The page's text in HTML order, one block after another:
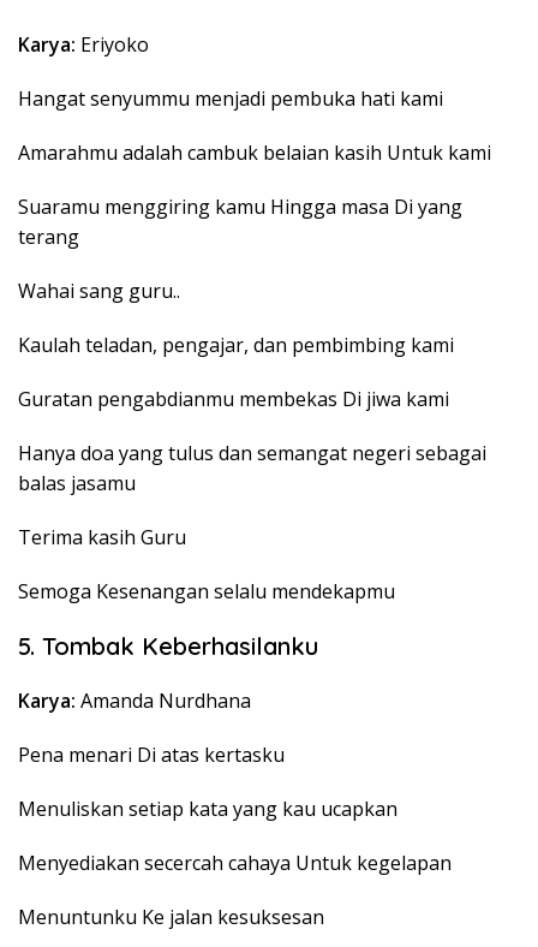
Karya: Eriyoko
Hangat senyummu menjadi pembuka hati kami
Amarahmu adalah cambuk belaian kasih Untuk kami
Suaramu menggiring kamu Hingga masa Di yang
terang
Wahai sang guru..
Kaulah teladan, pengajar, dan pembimbing kami
Guratan pengabdianmu membekas Di jiwa kami
Hanya doa yang tulus dan semangat negeri sebagai
balas jasamu
Terima kasih Guru
Semoga Kesenangan selalu mendekapmu
5. Tombak Keberhasilanku
Karya: Amanda Nurdhana
Pena menari Di atas kertasku
Menuliskan setiap kata yang kau ucapkan
Menyediakan secercah cahaya Untuk kegelapan
Menuntunku Ke jalan kesuksesan